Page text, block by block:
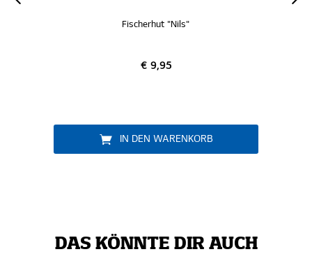
Fischerhut "Nils"
€ 9,95
IN DEN WARENKORB
DAS KÖNNTE DIR AUCH